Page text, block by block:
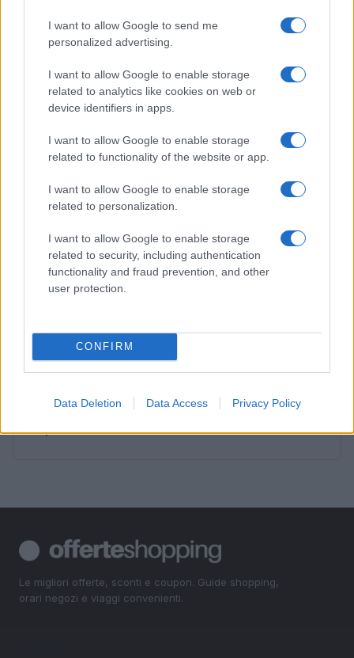
I want to allow Google to send me
personalized advertising.
I want to allow Google to enable storage
related to analytics like cookies on web or
device identifiers in apps.
I want to allow Google to enable storage
related to functionality of the website or app.
I want to allow Google to enable storage
related to personalization.
I want to allow Google to enable storage
related to security, including authentication
functionality and fraud prevention, and other
user protection.
CONFIRM
Data Deletion Data Access Privacy Policy
Cosa fare a Bologna il 7 luglio: musica, cinema e
incontri letterari
PIÙ LETTI
Offerte eDreams nuove destinazioni Milano Malpensa
Ryanair
Calciomercato: dettagli sulla cessione di Castro e il
prestito di Dovbyk al Bologna
3
cambiando le abitudini di spesa
4 Cosa fare a Bologna il 7 luglio: musica, cinema e
prestito
Le migliori offerte, sconti e coupon. Guide shopping,
orari negozi e viaggi convenienti.